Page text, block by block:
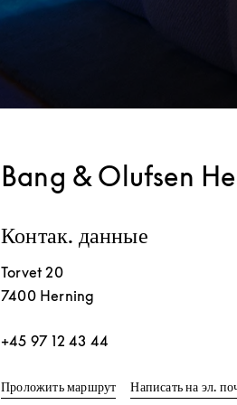
Bang & Olufsen
Контак. данные
Torvet 20
7400 Herning
+45 97 12 43 44
Проложить маршрутLink Opens in New
Написать на эл.